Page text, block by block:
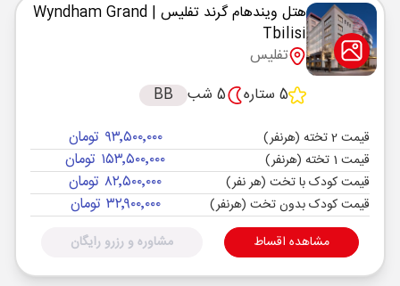
هتل ویندهام گرند تفلیس | Wyndham Grand
Tbilisi
تفلیس
5 ستاره
5 شب BB
قیمت 2 تخته (هرنفر) ۹۳٬۵۰۰٬۰۰۰ تومان
قیمت 1 تخته (هرنفر) ۱۵۳٬۵۰۰٬۰۰۰ تومان
قیمت کودک با تخت (هر نفر) ۸۲٬۵۰۰٬۰۰۰ تومان
قیمت کودک بدون تخت (هرنفر) ۳۲٬۹۰۰٬۰۰۰ تومان
مشاهده اقساط مشاوره و رزرو رایگان